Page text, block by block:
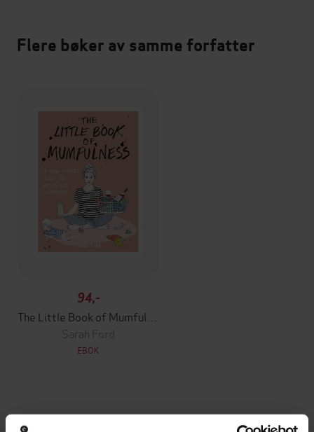
Flere bøker av samme forfatter
94,-
Sarah Ford
EBOK
Andre har også kjøpt